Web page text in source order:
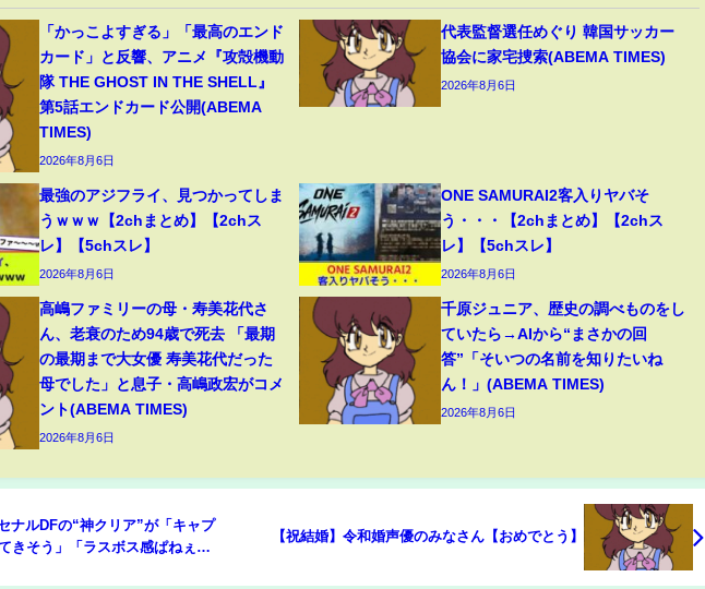
「かっこよすぎる」「最高のエンド
カード」と反響、アニメ『攻殻機動
隊 THE GHOST IN THE SHELL』
第5話エンドカード公開(ABEMA
TIMES)
2026年8月6日
代表監督選任めぐり 韓国サッカー
協会に家宅捜索(ABEMA TIMES)
2026年8月6日
最強のアジフライ、見つかってしま
うｗｗｗ【2chまとめ】【2chス
レ】【5chスレ】
2026年8月6日
ONE SAMURAI2客入りヤバそ
う・・・【2chまとめ】【2chス
レ】【5chスレ】
2026年8月6日
高嶋ファミリーの母・寿美花代さ
ん、老衰のため94歳で死去 「最期
の最期まで大女優 寿美花代だった
母でした」と息子・高嶋政宏がコメ
ント(ABEMA TIMES)
2026年8月6日
千原ジュニア、歴史の調べものをし
ていたら→AIから“まさかの回
答”「そいつの名前を知りたいね
ん！」(ABEMA TIMES)
2026年8月6日
ナルDFの“神クリア”が「キャプ
きそう」「ラスボス感ぱねぇ」
【祝結婚】令和婚声優のみなさん【おめでとう】